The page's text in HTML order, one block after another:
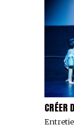
CRÉER